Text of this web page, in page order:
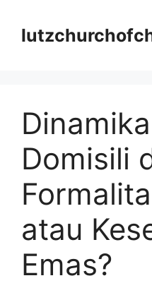
Domisili
atau
Emas?